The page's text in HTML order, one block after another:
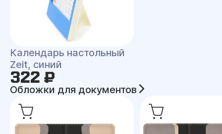
Календарь настольный
Zeit, синий
322 ₽
Обложки для документов